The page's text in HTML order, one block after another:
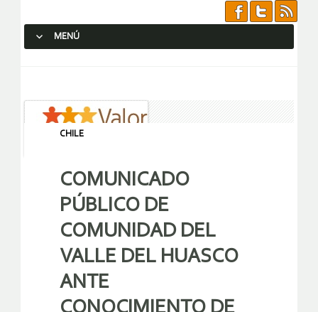
MENÚ
CHILE
COMUNICADO
PÚBLICO DE
COMUNIDAD DEL
VALLE DEL HUASCO
ANTE